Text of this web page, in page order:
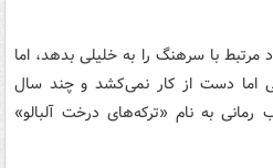
مرتبط با سرهنگ را به خلیلی بدهد، اما
اما دست از کار نمی‌کشد و چند سال
رمانی به نام «ترکه‌های درخت آلبالو»